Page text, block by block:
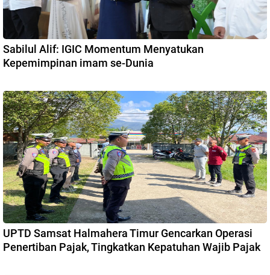
Sabilul Alif: IGIC Momentum Menyatukan
Kepemimpinan imam se-Dunia
UPTD Samsat Halmahera Timur Gencarkan Operasi
Penertiban Pajak, Tingkatkan Kepatuhan Wajib Pajak